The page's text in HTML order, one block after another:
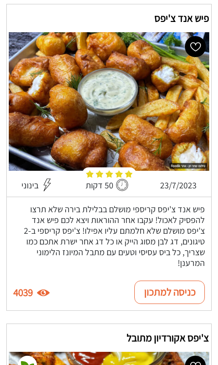
פיש אנד צ'יפס
23/7/2023 50 דקות בינוני
פיש אנד צ'יפס קריספי מושלם בבלילת בירה שלא תרצו
להפסיק לאכול! עקבו אחר ההוראות ויצא לכם פיש אנד
צ'יפס מושלם שלא חלמתם עליו אפילו! צ'יפס קריספי ב-2
טיגונים, דג לבן מסוג הייק או כל דג אחר ישרת אתכם כמו
שצריך, כל ביס עסיסי וטעים עם מתבל המיונז הלימוני
המרענן!
כניסה למתכון 4039
צ'יפס אקורדיון מתובל